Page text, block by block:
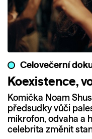
Celovečerní
Koexistence,
Komička Noam
předsudky vůči
mikrofon, odvaha a
celebrita změnit